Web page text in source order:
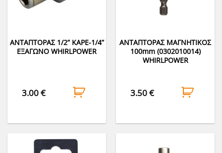
ΑΝΤΑΠΤΟΡΑΣ 1/2” ΚΑΡΕ-1/4”
ΕΞΑΓΩΝΟ WHIRLPOWER
3.00€
ΑΝΤΑΠΤΟΡΑΣ ΜΑΓΝΗΤΙΚΟΣ
100mm (0302010014)
WHIRLPOWER
3.50€